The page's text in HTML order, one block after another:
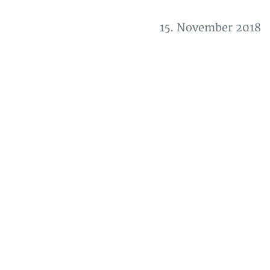
15. November 2018